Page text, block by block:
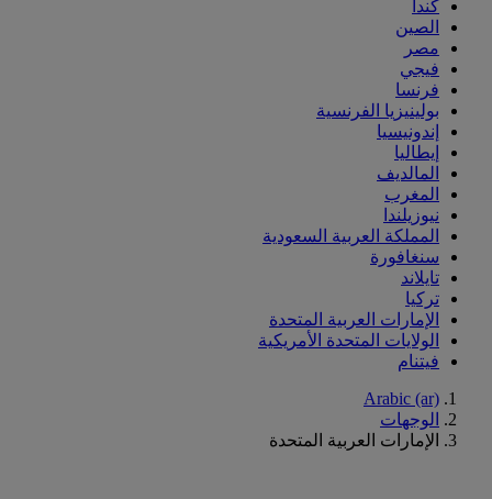
كندا
الصين
مصر
فيجي
فرنسا
بولينيزيا الفرنسية
إندونيسيا
إيطاليا
المالديف
المغرب
نيوزيلندا
المملكة العربية السعودية
سنغافورة
تايلاند
تركيا
الإمارات العربية المتحدة
الولايات المتحدة الأمريكية
فيتنام
Arabic (ar)
الوجهات
الإمارات العربية المتحدة